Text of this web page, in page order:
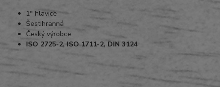
1" hlavice
Šestihranná
Český výrobce
ISO 2725-2, ISO 1711-2, DIN 3124